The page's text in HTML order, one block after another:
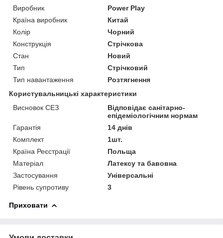
Виробник
Power Play
Країна виробник
Китай
Колір
Чорний
Конструкція
Стрічкова
Стан
Новий
Тип
Стрічковий
Тип навантаження
Розтягнення
Користувальницькі характеристики
Висновок СЕЗ
Відповідає санітарно-
епідеміологічним нормам
Гарантія
14 днів
Комплект
1шт.
Країна Реєстрації
Польща
Матеріал
Латексу та бавовна
Застосування
Універсальні
Рівень супротиву
3
Приховати